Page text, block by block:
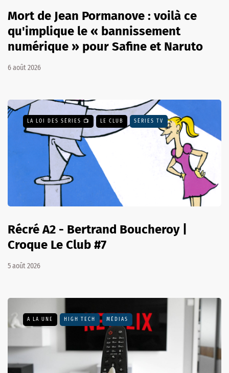
Mort de Jean Pormanove : voilà ce
qu'implique le « bannissement
numérique » pour Safine et Naruto
6 août 2026
LA LOI DES SÉRIES 📺 LE CLUB SÉRIES TV
Récré A2 - Bertrand Boucheroy |
Croque Le Club #7
5 août 2026
A LA UNE HIGH TECH MÉDIAS